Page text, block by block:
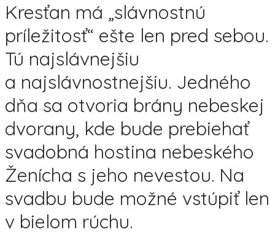
Kresťan má „slávnostnú
príležitosť“ ešte len pred sebou.
Tú najslávnejšiu
a najslávnostnejšiu. Jedného
dňa sa otvoria brány nebeskej
dvorany, kde bude prebiehať
svadobná hostina nebeského
Ženícha s jeho nevestou. Na
svadbu bude možné vstúpiť len
v bielom rúchu.